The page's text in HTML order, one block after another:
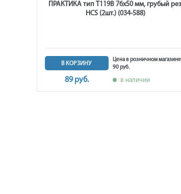
ПРАКТИКА тип T119B 76х50 мм, грубый
HCS (2шт.) (034-588)
В КОРЗИНУ
89 руб.
Цена в розничном
90 руб.
в наличии